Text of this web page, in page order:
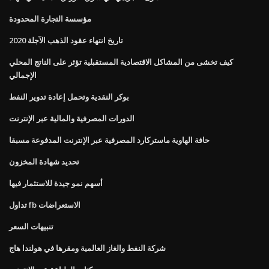
مؤسسة التجارة المحدودة
تاريخ انتهاء عقود الذهب الآجلة 2020
كيف تخشى من المشاكل الاقتصادية المستقبلية تؤثر على الناتج المحلي
الإجمالي
بوكر النقدية وتحمل إعادة تدوير النفط
الدورات المصرفية والمالية عبر الإنترنت
حافة الهاوية ماستركارد المصرفية عبر الإنترنت المدفوعة مسبقا
تحديد شهادة المخزون
أسهم نمو جيدة للاستثمار فيها
تداول fb الاستعراضات
تنبيهات السعر
شركة النفط والغاز العالمية ومقرها في هولندا هاج